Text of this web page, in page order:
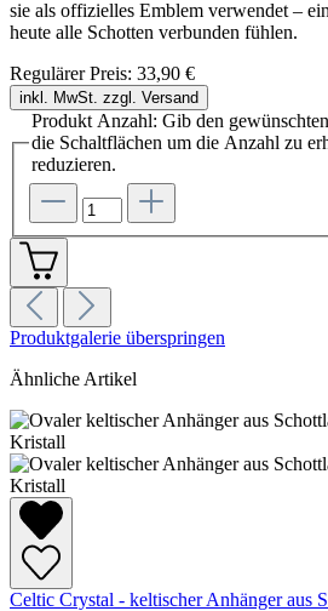
sie als offizielles Emblem verwendet –
heute alle Schotten verbunden fühlen.
Regulärer Preis: 33,90 €
inkl. MwSt. zzgl. Versand
Produkt Anzahl: Gib den
die Schaltflächen um die Anzahl zu
reduzieren.
Produktgalerie überspringen
Ähnliche Artikel
Celtic Crystal - keltischer Anhänger aus